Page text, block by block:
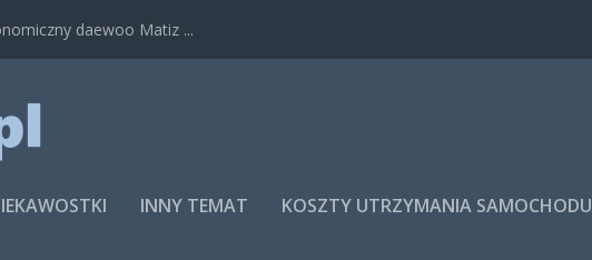
daewoo Matiz ...
INNY TEMAT KOSZTY UTRZYMANIA SAMOCHODU